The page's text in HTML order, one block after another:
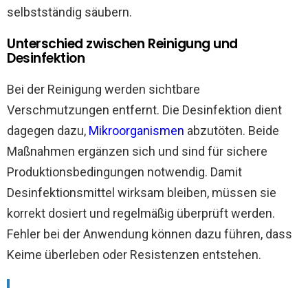
selbstständig säubern.
Unterschied zwischen Reinigung und
Desinfektion
Bei der Reinigung werden sichtbare
Verschmutzungen entfernt. Die Desinfektion dient
dagegen dazu, Mikroorganismen abzutöten. Beide
Maßnahmen ergänzen sich und sind für sichere
Produktionsbedingungen notwendig. Damit
Desinfektionsmittel wirksam bleiben, müssen sie
korrekt dosiert und regelmäßig überprüft werden.
Fehler bei der Anwendung können dazu führen, dass
Keime überleben oder Resistenzen entstehen.